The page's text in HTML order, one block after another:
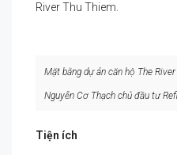
River Thu Thiem.
Mặt bằng dự án căn hộ The
Nguyễn Cơ Thạch chủ đầu tư
Tiện ích